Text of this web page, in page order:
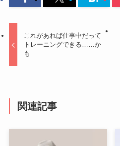
これがあれば仕事中だって
トレーニングできる……か
も
関連記事